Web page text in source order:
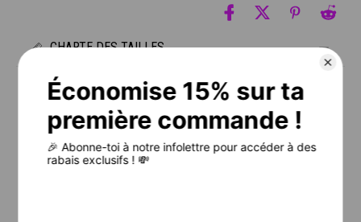
CHARTE DES TAILLES
⚠️ IL EST FORTEMENT RECOMMANDÉ DE BIEN CONSULTER LA
CHARTE DES TAILLES AVANT DE PLACER TA COMMANDE.